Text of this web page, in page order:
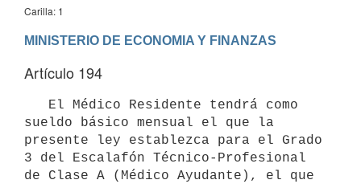
Carilla: 1
MINISTERIO DE ECONOMIA Y FINANZAS
Artículo 194
sueldo básico mensual el que la
presente ley establezca para el Grado
3 del Escalafón Técnico-Profesional
de Clase A (Médico Ayudante), el que